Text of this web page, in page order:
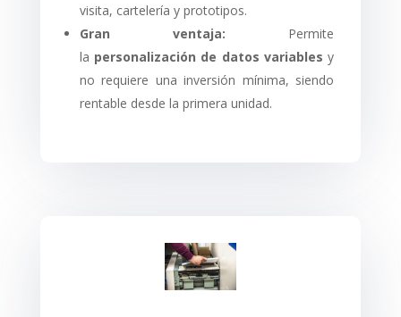
visita, cartelería y prototipos.
Gran ventaja:
Permite
la personalización de datos variables y
no requiere una inversión mínima, siendo
rentable desde la primera unidad.